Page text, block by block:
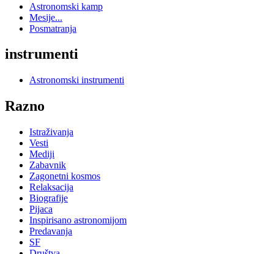
Astronomski kamp
Mesije...
Posmatranja
instrumenti
Astronomski instrumenti
Razno
Istraživanja
Vesti
Mediji
Zabavnik
Zagonetni kosmos
Relaksacija
Biografije
Pijaca
Inspirisano astronomijom
Predavanja
SF